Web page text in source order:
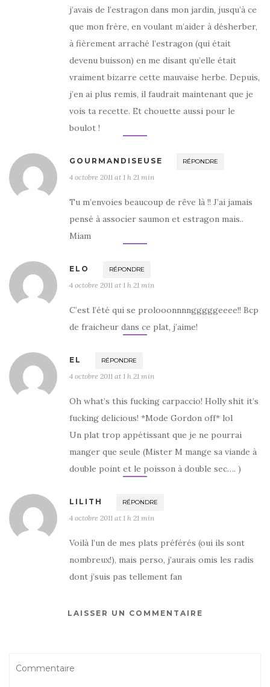
j’avais de l’estragon dans mon jardin, jusqu’à ce
que mon frère, en voulant m’aider à désherber,
à fièrement arraché l’estragon (qui était
devenu buisson) en me disant qu’elle était
vraiment bizarre cette mauvaise herbe. Depuis,
j’en ai plus remis, il faudrait maintenant que je
vois ta recette. Et chouette aussi pour le
boulot !
GOURMANDISEUSE RÉPONDRE
4 octobre 2011 at 1 h 21 min
Tu m’envoies beaucoup de rêve là !! J’ai jamais
pensé à associer saumon et estragon mais..
Miam
ELO RÉPONDRE
4 octobre 2011 at 1 h 21 min
C’est l’été qui se prolooonnnngggggeeee!! Bcp
de fraicheur dans ce plat, j’aime!
EL RÉPONDRE
4 octobre 2011 at 1 h 21 min
Oh what’s this fucking carpaccio! Holly shit it’s
fucking delicious! *Mode Gordon off* lol
Un plat trop appétissant que je ne pourrai
manger que seule (Mister M mange sa viande à
double point et le poisson à double sec…. )
LILITH RÉPONDRE
4 octobre 2011 at 1 h 21 min
Voilà l’un de mes plats préférés (oui ils sont
nombreux!), mais perso, j’aurais omis les radis
dont j’suis pas tellement fan
LAISSER UN COMMENTAIRE